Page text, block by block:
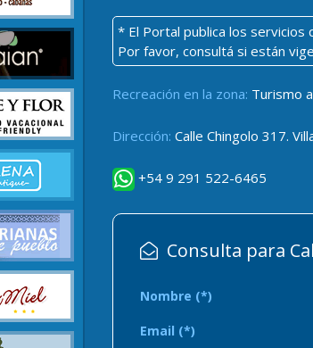
* El Portal publica los servicios
Por favor, consultá si están
Recreación en la zona: Turismo
Dirección: Calle Chingolo 317.
+54 9 291 522-6465
Consulta para
Nombre (*)
Email (*)